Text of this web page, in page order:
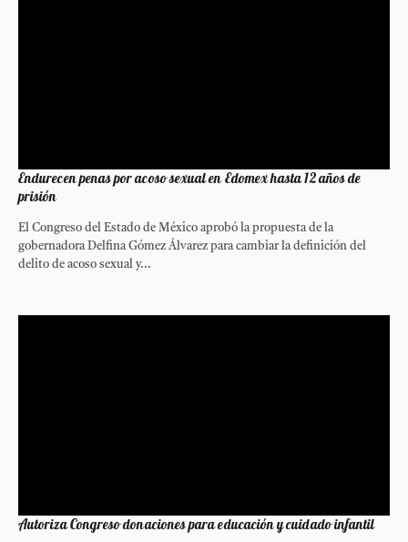
Endurecen penas por acoso sexual en Edomex hasta 12 años de
prisión
El Congreso del Estado de México aprobó la propuesta de la
gobernadora Delfina Gómez Álvarez para cambiar la definición del
delito de acoso sexual y...
Autoriza Congreso donaciones para educación y cuidado infantil